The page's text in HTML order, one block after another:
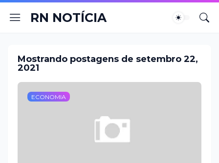
RN NOTÍCIA
Mostrando postagens de setembro 22,
2021
ECONOMIA